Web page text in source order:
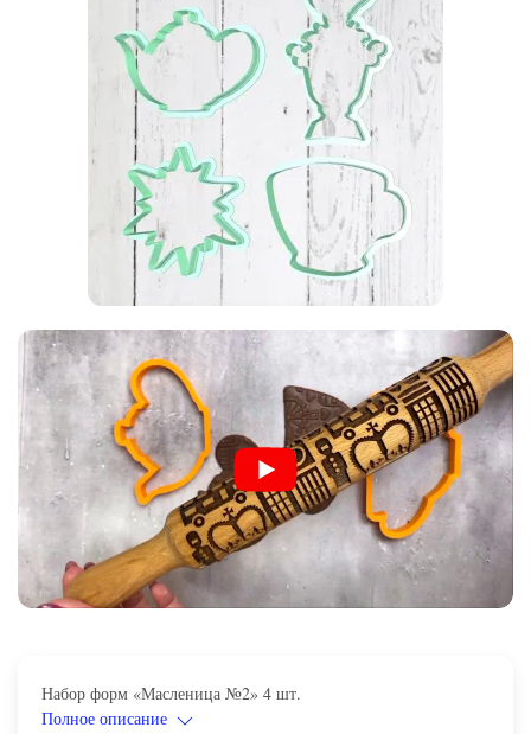
Набор форм «Масленица №2» 4 шт.
Полное описание